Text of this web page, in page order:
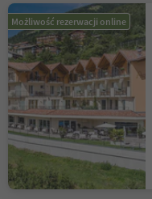
Możliwość rezerwacji online